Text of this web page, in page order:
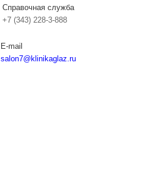
Справочная служба
+7 (343) 228-3-888
E-mail
salon7@klinikaglaz.ru